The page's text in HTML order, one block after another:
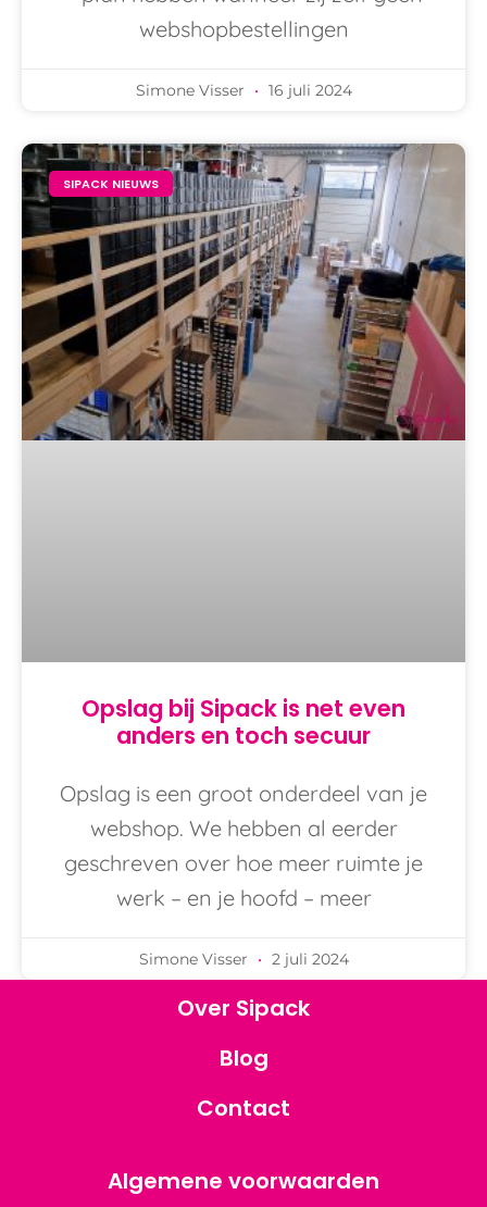
webshopbestellingen
Simone Visser 16 juli 2024
SIPACK NIEUWS
Opslag bij Sipack is net even
anders en toch secuur
Opslag is een groot onderdeel van je
webshop. We hebben al eerder
geschreven over hoe meer ruimte je
werk – en je hoofd – meer
Simone Visser 2 juli 2024
Over Sipack
Blog
Contact
Algemene voorwaarden